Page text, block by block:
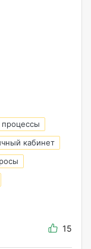
кабинет
15